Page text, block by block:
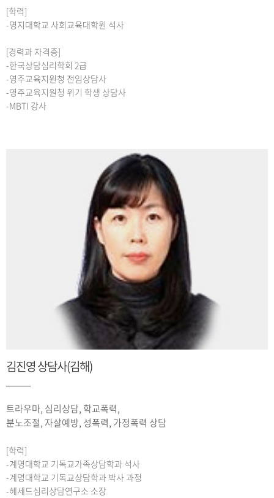
[학력]
-명지대학교 사회교육대학원 석사
[경력과 자격증]
-한국상담심리학회 2급
-영주교육지원청 전임상담사
-영주교육지원청 위기 학생 상담사
-MBTI 강사
김진영 상담사(김해)
트라우마, 심리상담, 학교폭력,
분노조절, 자살예방, 성폭력, 가정폭력 상담
[학력]
-계명대학교 기독교가족상담학과 석사
-계명대학교 기독교상담학과 박사 과정
-헤세드심리상담연구소 소장